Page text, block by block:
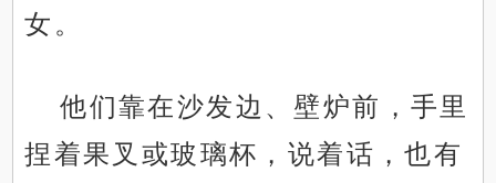
女。
他们靠在沙发边、壁炉前，手里
捏着果叉或玻璃杯，说着话，也有